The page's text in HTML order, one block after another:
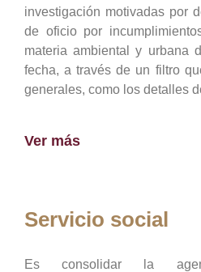
investigación motivadas por
de oficio por
materia ambiental y urbana
fecha, a través de un filtro
generales, como los detalles
Ver más
Servicio social
Es consolidar la